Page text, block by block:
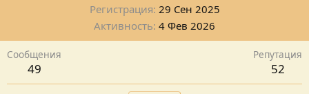
Регистрация 29 Сен 2025
Активность 4 Фев 2026
Сообщения
49
Репутация
52